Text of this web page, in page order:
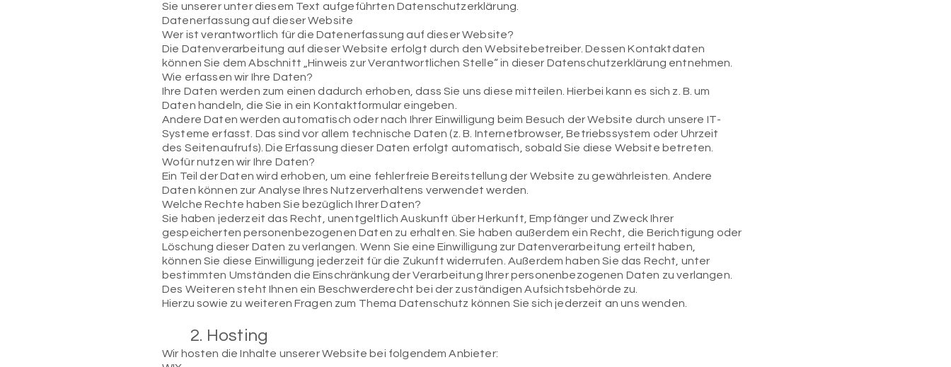
Sie unserer unter diesem Text aufgeführten Datenschutzerklärung.
Datenerfassung auf dieser Website
Wer ist verantwortlich für die Datenerfassung auf dieser Website?
Die Datenverarbeitung auf dieser Website erfolgt durch den Websitebetreiber. Dessen Kontaktdaten
können Sie dem Abschnitt „Hinweis zur Verantwortlichen Stelle“ in dieser Datenschutzerklärung entnehmen.
Wie erfassen wir Ihre Daten?
Ihre Daten werden zum einen dadurch erhoben, dass Sie uns diese mitteilen. Hierbei kann es sich z. B. um
Daten handeln, die Sie in ein Kontaktformular eingeben.
Andere Daten werden automatisch oder nach Ihrer Einwilligung beim Besuch der Website durch unsere IT-
Systeme erfasst. Das sind vor allem technische Daten (z. B. Internetbrowser, Betriebssystem oder Uhrzeit
des Seitenaufrufs). Die Erfassung dieser Daten erfolgt automatisch, sobald Sie diese Website betreten.
Wofür nutzen wir Ihre Daten?
Ein Teil der Daten wird erhoben, um eine fehlerfreie Bereitstellung der Website zu gewährleisten. Andere
Daten können zur Analyse Ihres Nutzerverhaltens verwendet werden.
Welche Rechte haben Sie bezüglich Ihrer Daten?
Sie haben jederzeit das Recht, unentgeltlich Auskunft über Herkunft, Empfänger und Zweck Ihrer
gespeicherten personenbezogenen Daten zu erhalten. Sie haben außerdem ein Recht, die Berichtigung oder
Löschung dieser Daten zu verlangen. Wenn Sie eine Einwilligung zur Datenverarbeitung erteilt haben,
können Sie diese Einwilligung jederzeit für die Zukunft widerrufen. Außerdem haben Sie das Recht, unter
bestimmten Umständen die Einschränkung der Verarbeitung Ihrer personenbezogenen Daten zu verlangen.
Des Weiteren steht Ihnen ein Beschwerderecht bei der zuständigen Aufsichtsbehörde zu.
Hierzu sowie zu weiteren Fragen zum Thema Datenschutz können Sie sich jederzeit an uns wenden.
2. Hosting
Wir hosten die Inhalte unserer Website bei folgendem Anbieter: